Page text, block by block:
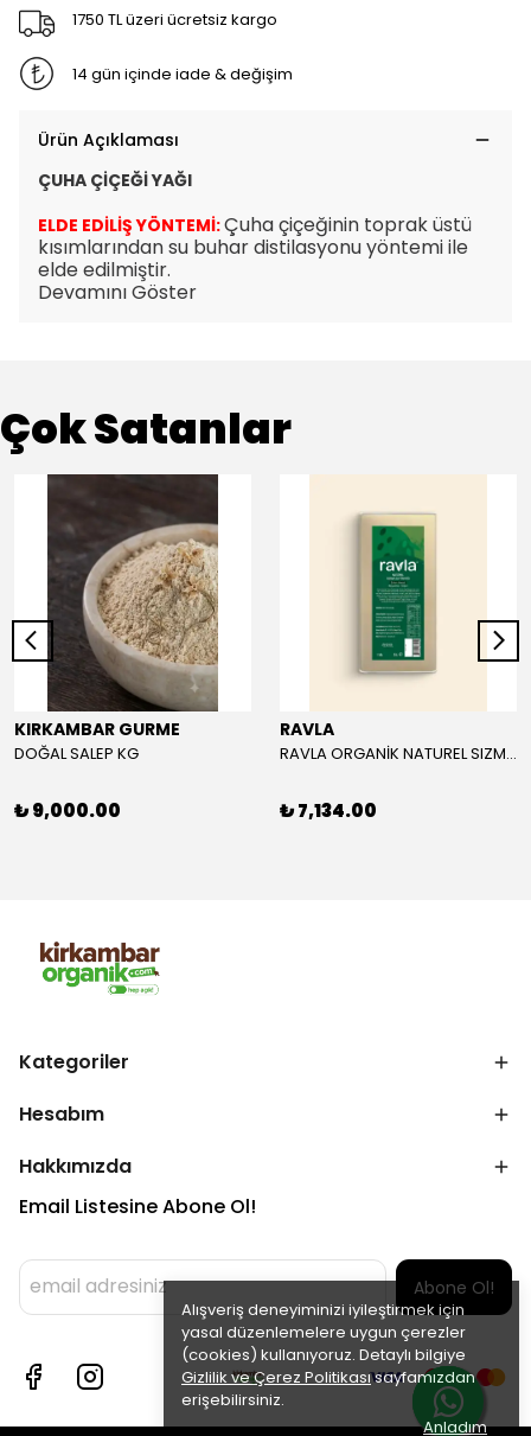
Alışveriş deneyiminizi iyileştirmek için
yasal düzenlemelere uygun çerezler
(cookies) kullanıyoruz. Detaylı bilgiye
Gizlilik ve Çerez Politikasısayfamızdan
erişebilirsiniz.
Anladım
1750 TL üzeri ücretsiz kargo
14 gün içinde iade & değişim
Ürün Açıklaması
ÇUHA ÇİÇEĞİ YAĞI
ELDE EDİLİŞ YÖNTEMİ:Çuha çiçeğinin toprak üstü
kısımlarından su buhar distilasyonu yöntemi ile
elde edilmiştir.
Devamını Göster
Çok Satanlar
KIRKAMBAR GURME
DOĞAL SALEP KG
₺ 9,000.00
RAVLA
RAVLA ORGANİK NATUREL SIZMA ZEYTİNYAĞI 5L
₺ 7,134.00
Kategoriler
Hesabım
Hakkımızda
Email Listesine Abone Ol!
Abone Ol!